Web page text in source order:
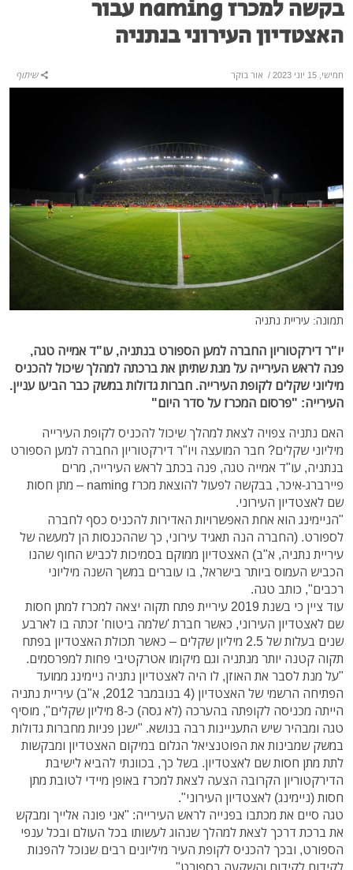
בקשה למכרז naming עבור
האצטדיון העירוני בנתניה
חמישי, 15 יוני 2023 / אור בוקר שיתוף
תמונה: עיריית נתניה
יו"ר דירקטוריון החברה למען הספורט בנתניה, עו"ד אמייה טגה,
פנה לראש העירייה על מנת שתיתן את ברכתה למהלך שיכול להכניס
מיליוני שקלים לקופת העירייה. חברות גדולות במשק כבר הביעו עניין.
העירייה: "פרסום המכרז על סדר היום"
האם נתניה צפויה לצאת למהלך שיכול להכניס לקופת העירייה
מיליוני שקלים? חבר המועצה ויו"ר דירקטוריון החברה למען הספורט
בנתניה, עו"ד אמייה טגה, פנה בכתב לראש העירייה, מרים
פיירברג-איכר, בבקשה לפעול להוצאת מכרז naming – מתן חסות
שם לאצטדיון העירוני.
"הניימינג הוא אחת האפשרויות האדירות להכניס כסף לחברה
לספורט. (החברה הנה תאגיד עירוני, כך שההכנסות הן למעשה של
עיריית נתניה, א"ב) האצטדיון ממוקם בסמיכות לכביש החוף שהנו
הכביש העמוס ביותר בישראל, בו עוברים במשך השנה מיליוני
רכבים", כותב טגה.
עוד ציין כי בשנת 2019 עיריית פתח תקוה יצאה למכרז למתן חסות
שם לאצטדיון העירוני, כאשר חברת 'שלמה ביטוח' זכתה בו לארבע
שנים בעלות של 2.5 מיליון שקלים – כאשר תכולת האצטדיון בפתח
תקוה קטנה יותר מנתניה וגם מיקומו אטרקטיבי פחות למפרסמים.
"על מנת לסבר את האוזן, לו היה לאצטדיון נתניה ניימינג ממועד
הפתיחה הרשמי של האצטדיון (4 בנובמבר 2012, א"ב) עיריית נתניה
הייתה מכניסה לקופתה בהערכה (לא גסה) כ-8 מיליון שקלים", מוסיף
טגה ומבהיר שיש התעניינות רבה בנושא. "ישנן פניות מחברות גדולות
במשק שמבינות את הפוטנציאל הגלום במיקום האצטדיון ומבקשות
לתת מתן חסות שם לאצטדיון. בשל כך, בכוונתי להביא לישיבת
הדירקטוריון הקרובה הצעה לצאת למכרז באופן מיידי לטובת מתן
חסות (ניימינג) לאצטדיון העירוני".
טגה סיים את מכתבו בפנייה לראש העירייה: "אני פונה אלייך ומבקש
את ברכת דרכך לצאת למהלך שנהוג לעשותו בכל העולם ובכל ענפי
הספורט, ובכך להכניס לקופת העיר מיליונים רבים שנוכל להפנות
לקידום לקידום והשקעה בספורט".